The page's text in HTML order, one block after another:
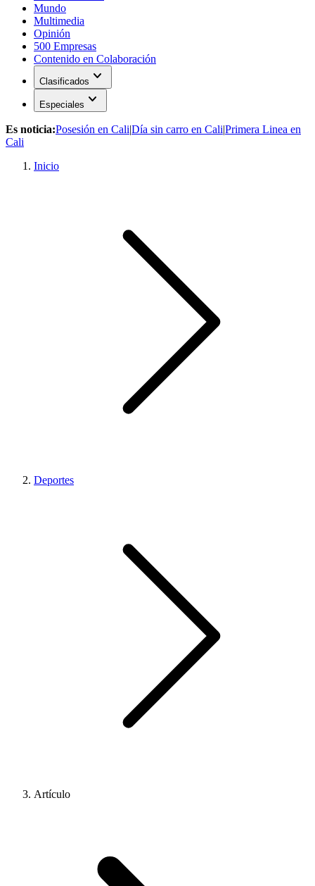
Mundo
Multimedia
Opinión
500 Empresas
Contenido en Colaboración
Clasificados expand_more
Especiales expand_more
Es noticia:Posesión en Cali|Día sin carro en Cali|Primera Linea en
Cali
Inicio
Deportes
Artículo